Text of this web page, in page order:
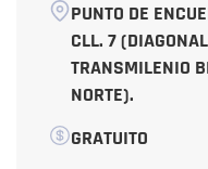
PUNTO DE
CLL. 7
TRANSMILENIO
NORTE).
GRATUITO